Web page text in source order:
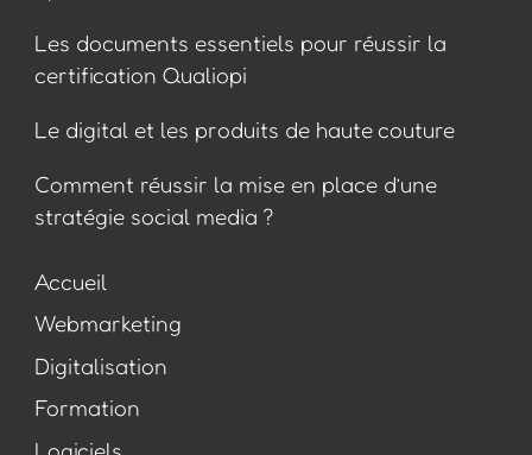
Les documents essentiels pour réussir la
certification Qualiopi
Le digital et les produits de haute couture
Comment réussir la mise en place d’une
stratégie social media ?
Accueil
Webmarketing
Digitalisation
Formation